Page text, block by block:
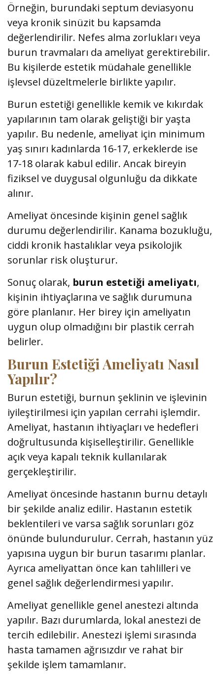
Örneğin, burundaki septum deviasyonu
veya kronik sinüzit bu kapsamda
değerlendirilir. Nefes alma zorlukları veya
burun travmaları da ameliyat gerektirebilir.
Bu kişilerde estetik müdahale genellikle
işlevsel düzeltmelerle birlikte yapılır.
Burun estetiği genellikle kemik ve kıkırdak
yapılarının tam olarak geliştiği bir yaşta
yapılır. Bu nedenle, ameliyat için minimum
yaş sınırı kadınlarda 16-17, erkeklerde ise
17-18 olarak kabul edilir. Ancak bireyin
fiziksel ve duygusal olgunluğu da dikkate
alınır.
Ameliyat öncesinde kişinin genel sağlık
durumu değerlendirilir. Kanama bozukluğu,
ciddi kronik hastalıklar veya psikolojik
sorunlar risk oluşturur.
Sonuç olarak, burun estetiği ameliyatı,
kişinin ihtiyaçlarına ve sağlık durumuna
göre planlanır. Her birey için ameliyatın
uygun olup olmadığını bir plastik cerrah
belirler.
Burun Estetiği Ameliyatı Nasıl
Yapılır?
Burun estetiği, burnun şeklinin ve işlevinin
iyileştirilmesi için yapılan cerrahi işlemdir.
Ameliyat, hastanın ihtiyaçları ve hedefleri
doğrultusunda kişiselleştirilir. Genellikle
açık veya kapalı teknik kullanılarak
gerçekleştirilir.
Ameliyat öncesinde hastanın burnu detaylı
bir şekilde analiz edilir. Hastanın estetik
beklentileri ve varsa sağlık sorunları göz
önünde bulundurulur. Cerrah, hastanın yüz
yapısına uygun bir burun tasarımı planlar.
Ayrıca ameliyattan önce kan tahlilleri ve
genel sağlık değerlendirmesi yapılır.
Ameliyat genellikle genel anestezi altında
yapılır. Bazı durumlarda, lokal anestezi de
tercih edilebilir. Anestezi işlemi sırasında
hasta tamamen ağrısızdır ve rahat bir
şekilde işlem tamamlanır.